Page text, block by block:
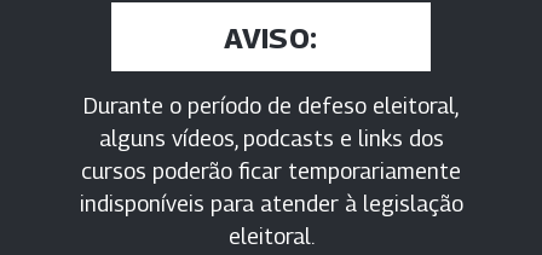
AVISO:
Durante o período de defeso eleitoral,
alguns vídeos, podcasts e links dos
cursos poderão ficar temporariamente
indisponíveis para atender à legislação
eleitoral.